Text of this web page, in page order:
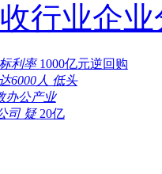
行业企
利率 1000亿元逆回购
6000人 低头
办公产业
司 疑 20亿